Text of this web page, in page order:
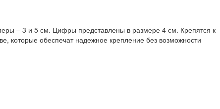
– 3 и 5 см. Цифры представлены в размере 4 см. Крепятся к
которые обеспечат надежное крепление без возможности